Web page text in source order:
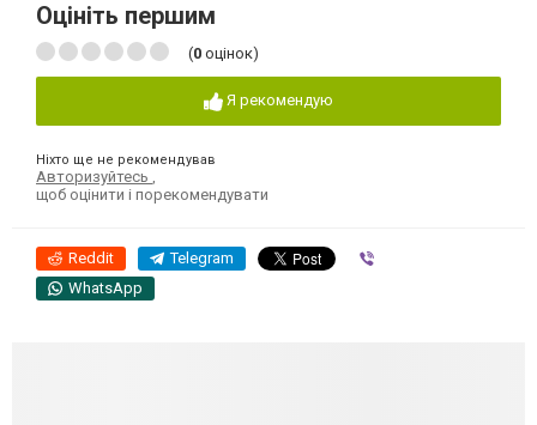
Оцініть першим
(0 оцінок)
Я рекомендую
Ніхто ще не рекомендував
Авторизуйтесь
щоб оцінити і порекомендувати
Reddit Telegram
WhatsApp